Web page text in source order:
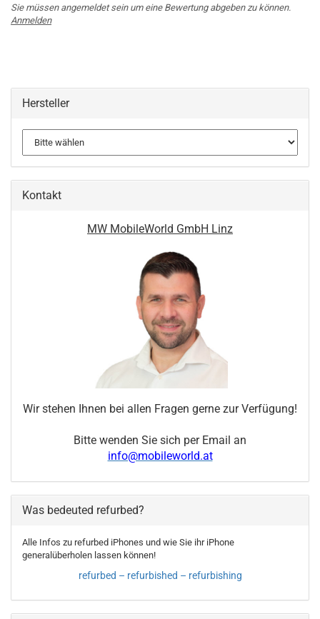
Sie müssen angemeldet sein um eine Bewertung abgeben zu können.
Anmelden
Hersteller
Kontakt
MW MobileWorld GmbH Linz
Wir stehen Ihnen bei allen Fragen gerne zur Verfügung!
Bitte wenden Sie sich per Email an
info@mobileworld.at
Was bedeuted refurbed?
Alle Infos zu refurbed iPhones und wie Sie ihr iPhone
generalüberholen lassen können!
refurbed – refurbished – refurbishing